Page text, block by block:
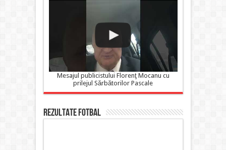
Mesajul publicistului Florenţ Mocanu cu
prilejul Sărbătorilor Pascale
Rezultate FOTBAL